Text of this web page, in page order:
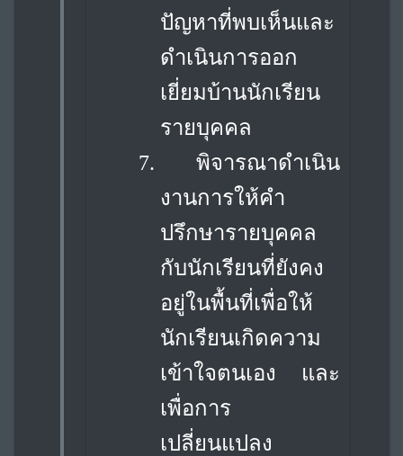
ปัญหาที่พบเห็นและ
ดำเนินการออก
เยี่ยมบ้านนักเรียน
รายบุคคล
7.
พิจารณาดำเนิน
งานการให้คำ
ปรึกษารายบุคคล
กับนักเรียนที่ยังคง
อยู่ในพื้นที่เพื่อให้
นักเรียนเกิดความ
เข้าใจตนเอง และ
เพื่อการ
เปลี่ยนแปลง